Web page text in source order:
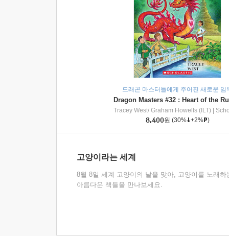
드래곤 마스터들에게 주어진 새로운 임
Tracey West/ Graham Howells (ILT)
8,400원 (30% +2% )
고양이라는 세계
8월 8일 세계 고양이의 날을 맞아, 고양이를 노래하
아름다운 책들을 만나보세요.